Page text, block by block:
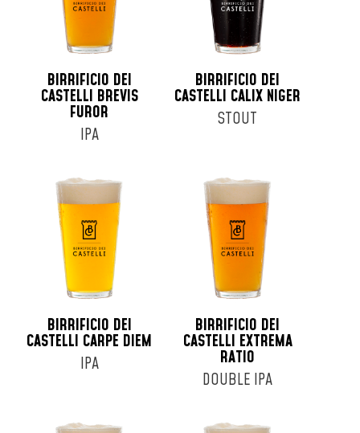
BIRRIFICIO DEI
CASTELLI BREVIS
FUROR
IPA
BIRRIFICIO DEI
CASTELLI CALIX NIGER
STOUT
BIRRIFICIO DEI
CASTELLI CARPE DIEM
IPA
BIRRIFICIO DEI
CASTELLI EXTREMA
RATIO
DOUBLE IPA